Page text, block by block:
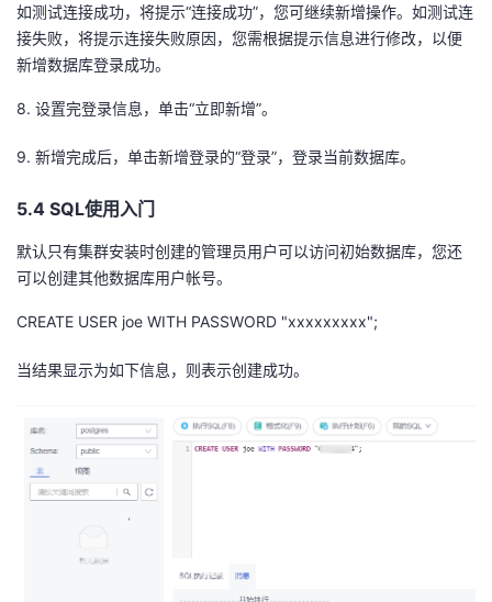
如测试连接成功，将提示“连接成功”，您可继续新增操作。如测试连
接失败，将提示连接失败原因，您需根据提示信息进行修改，以便
新增数据库登录成功。
8. 设置完登录信息，单击“立即新增”。
9. 新增完成后，单击新增登录的“登录”，登录当前数据库。
5.4 SQL使用入门
默认只有集群安装时创建的管理员用户可以访问初始数据库，您还
可以创建其他数据库用户帐号。
CREATE USER joe WITH PASSWORD "xxxxxxxxx";
当结果显示为如下信息，则表示创建成功。